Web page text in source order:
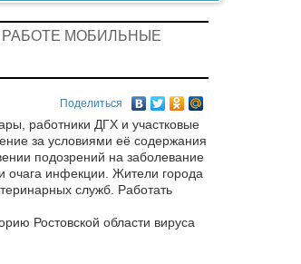
МОБИЛЬНЫЕ
Поделиться
работники ДГХ и участковые
за условиями её содержания
подозрений на заболевание
очага инфекции. Жители города
служб. Работать
Ростовской области вируса